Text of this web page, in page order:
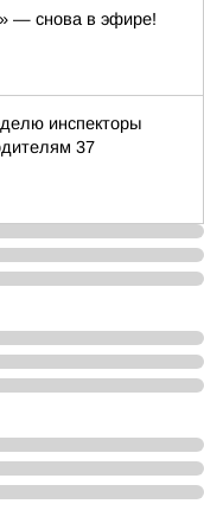
— снова в эфире!
инспекторы
37